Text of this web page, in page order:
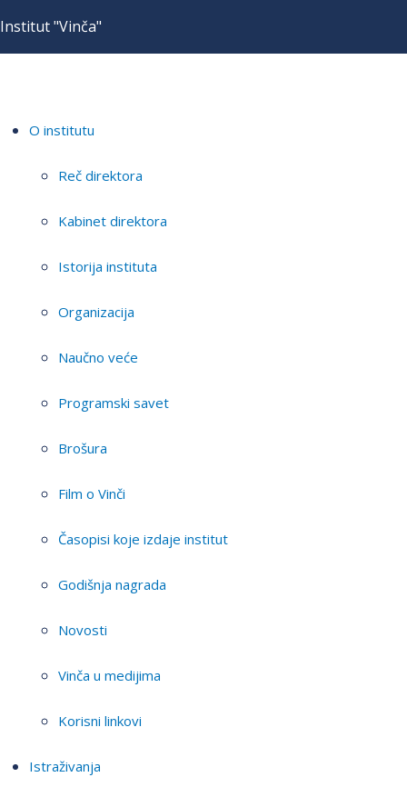
Institut "Vinča"
O institutu
Reč direktora
Kabinet direktora
Istorija instituta
Organizacija
Naučno veće
Programski savet
Brošura
Film o Vinči
Časopisi koje izdaje institut
Godišnja nagrada
Novosti
Vinča u medijima
Korisni linkovi
Istraživanja